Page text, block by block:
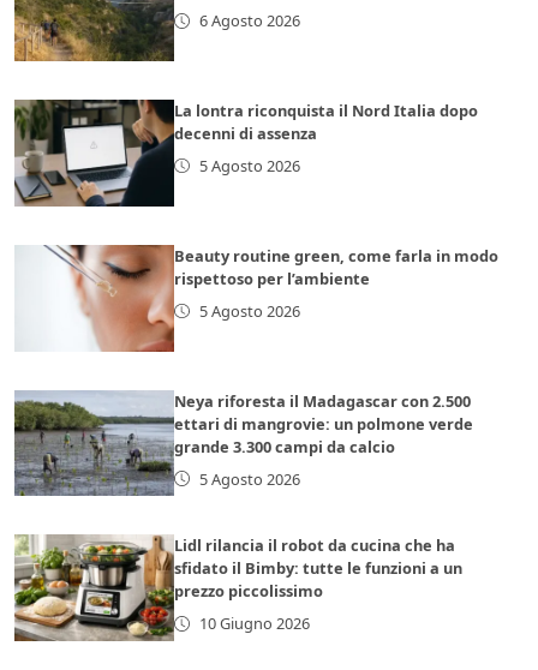
6 Agosto 2026
La lontra riconquista il Nord Italia dopo
decenni di assenza
5 Agosto 2026
Beauty routine green, come farla in modo
rispettoso per l’ambiente
5 Agosto 2026
Neya riforesta il Madagascar con 2.500
ettari di mangrovie: un polmone verde
grande 3.300 campi da calcio
5 Agosto 2026
Lidl rilancia il robot da cucina che ha
sfidato il Bimby: tutte le funzioni a un
prezzo piccolissimo
10 Giugno 2026